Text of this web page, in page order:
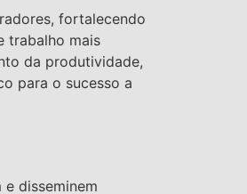
fortalecendo
trabalho mais
da produtividade,
para o sucesso a
disseminem